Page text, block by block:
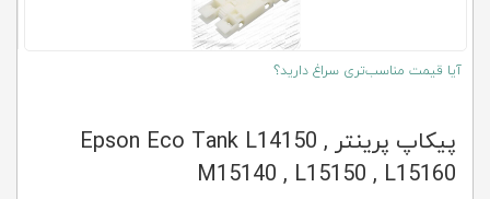
آیا قیمت مناسب‌تری سراغ دارید؟
پیکاپ پرینتر Epson Eco Tank L14150 ,
M15140 , L15150 , L15160